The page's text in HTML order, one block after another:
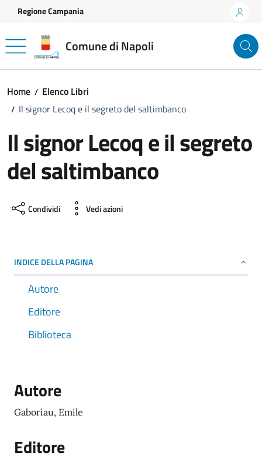
Vai ai contenuti
Vai al footer
Regione Campania
Comune di Napoli
Home
Elenco Libri
Il signor Lecoq e il segreto del saltimbanco
Il signor Lecoq e il segreto
del saltimbanco
Condividi Vedi azioni
INDICE DELLA PAGINA
Autore
Editore
Biblioteca
Autore
Gaboriau, Emile
Editore